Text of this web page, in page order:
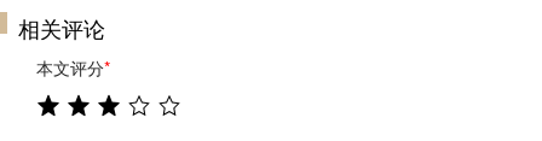
相关评论
本文评分*